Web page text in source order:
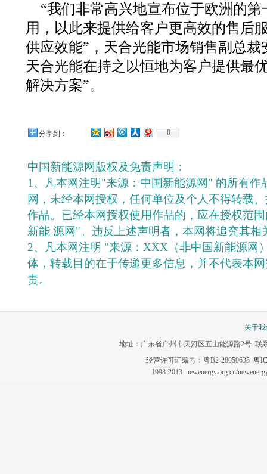
“我们非常高兴地宣布位于欧洲的
用，以此来提供给客户更高效的售后
供应效能”，天合光能市场销售副总
天合光能在持之以恒地为客户提供最
解决方案”。
分享到： 0
中国新能源网版权及免责声明：
1、凡本网注明"来源：中国新能源网" 的所有作
网，未经本网授权，任何单位及个人不得转载
作品。已经本网授权使用作品的，应在授权范
新能 源网"。违反上述声明者，本网将追究其相
2、凡本网注明 "来源：XXX（非中国新能源网
体，转载目的在于传递更多信息，并不代表本
责。
关于
地址：广东省广州市天河区五山能源路2号 联
经营许可证编号：粤B2-20050635 粤
1998-2013 newenergy.org.cn/